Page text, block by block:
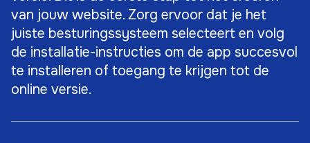
van jouw website. Zorg ervoor dat je het
juiste besturingssysteem selecteert en volg
de installatie-instructies om de app succesvol
te installeren of toegang te krijgen tot de
online versie.